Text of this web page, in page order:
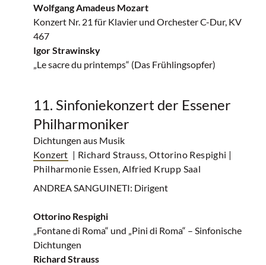
Wolfgang Amadeus Mozart
Konzert Nr. 21 für Klavier und Orchester C-Dur, KV
467
Igor Strawinsky
„Le sacre du printemps“ (Das Frühlingsopfer)
11. Sinfoniekonzert der Essener
Philharmoniker
Dichtungen aus Musik
Konzert | Richard Strauss, Ottorino Respighi |
Philharmonie Essen, Alfried Krupp Saal
ANDREA SANGUINETI: Dirigent
Ottorino Respighi
„Fontane di Roma“ und „Pini di Roma“ – Sinfonische
Dichtungen
Richard Strauss